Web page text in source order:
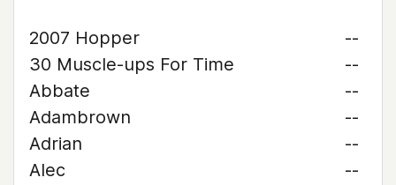
2007 Hopper
--
30 Muscle-ups For Time
--
Abbate
--
Adambrown
--
Adrian
--
Alec
--